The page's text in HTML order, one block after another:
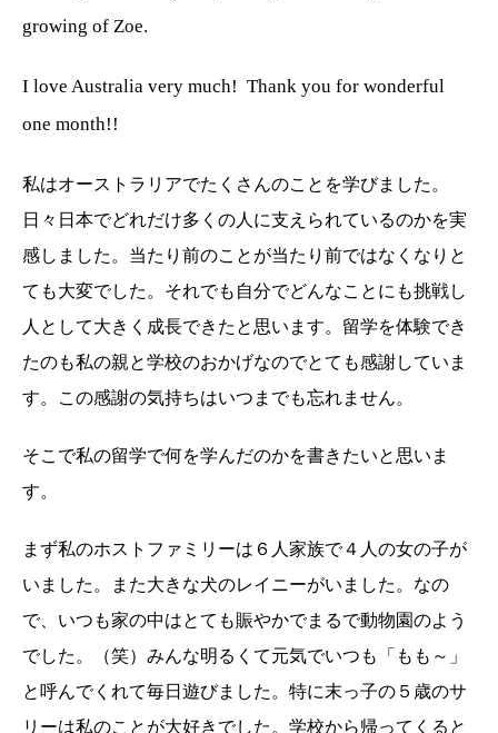
growing of Zoe.
I love Australia very much! Thank you for wonderful
one month!!
私はオーストラリアでたくさんのことを学びました。
日々日本でどれだけ多くの人に支えられているのかを実
感しました。当たり前のことが当たり前ではなくなりと
ても大変でした。それでも自分でどんなことにも挑戦し
人として大きく成長できたと思います。留学を体験でき
たのも私の親と学校のおかげなのでとても感謝していま
す。この感謝の気持ちはいつまでも忘れません。
そこで私の留学で何を学んだのかを書きたいと思いま
す。
まず私のホストファミリーは６人家族で４人の女の子が
いました。また大きな犬のレイニーがいました。なの
で、いつも家の中はとても賑やかでまるで動物園のよう
でした。（笑）みんな明るくて元気でいつも「もも～」
と呼んでくれて毎日遊びました。特に末っ子の５歳のサ
リーは私のことが大好きでした。学校から帰ってくると